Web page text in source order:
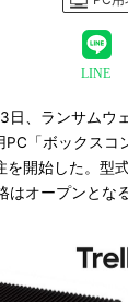
LINE
、ランサムウ
PC「ボックスコ
を開始した。型
オープンとなる